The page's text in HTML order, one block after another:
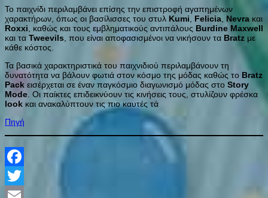
Το παιχνίδι περιλαμβάνει επίσης την επιστροφή αγαπημένων
χαρακτήρων, όπως οι βασίλισσες του στυλ Kumi Felicia Nevra και
Roxxi , καθώς και τους εμβληματικούς αντιπάλους Burdine Maxwell
και τα Tweevils , που είναι αποφασισμένοι να νικήσουν τα Bratz με
κάθε κόστος.
Τα βασικά χαρακτηριστικά του παιχνιδιού περιλαμβάνουν τη
δυνατότητα να βάλουν φωτιά στον κόσμο της μόδας καθώς το Bratz
Pack εισέρχεται σε έναν παγκόσμιο διαγωνισμό μόδας στο Story
Mode . Οι παίκτες επιδεικνύουν τις κινήσεις τους, στυλίζουν φρέσκα
look και ανακαλύπτουν τις πιο καυτές τά
Πηγή
Facebook
Twitter